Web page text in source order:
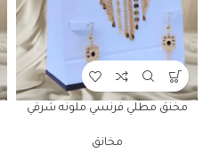
مخنق مطلي فرنسي ملونه شرقي
مخانق